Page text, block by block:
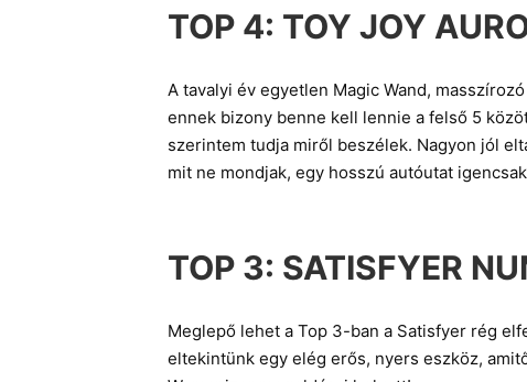
TOP 4: TOY JOY
A tavalyi év egyetlen Magic Wand,
ennek bizony benne kell lennie a felső 5
szerintem tudja miről beszélek. Nagyon jól
mit ne mondjak, egy hosszú autóutat
TOP 3: SATISFYER
Meglepő lehet a Top 3-ban a Satisfyer rég
eltekintünk egy elég erős, nyers eszköz,